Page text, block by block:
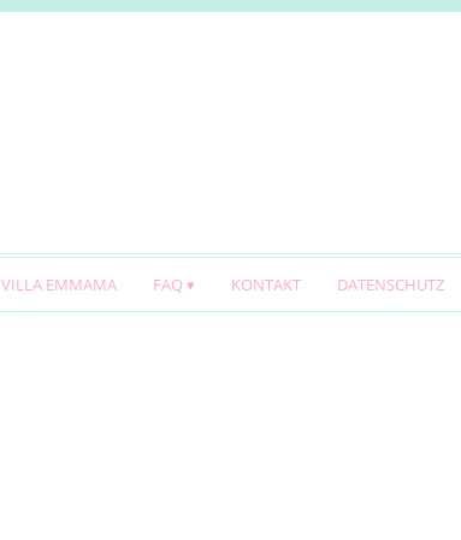
VILLA EMMAMA FAQ KONTAKT DATENSCHUTZ